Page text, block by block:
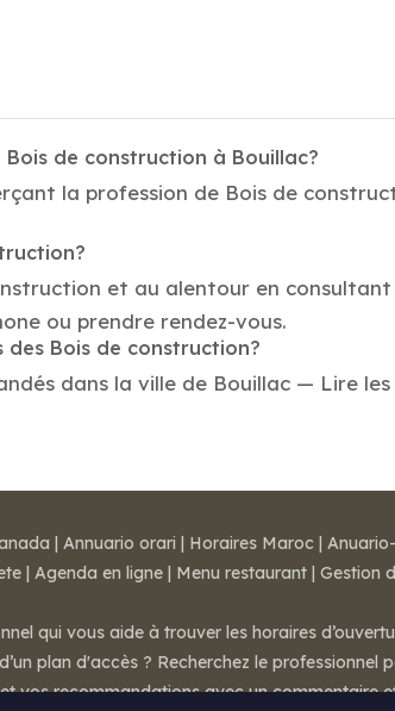
de construction à Bouillac?
la profession de Bois de
et au alentour en consultant
ou prendre rendez-vous.
des Bois de construction?
dans la ville de Bouillac — Lire
| Annuario orari | Horaires Maroc |
| Agenda en ligne | Menu restaurant | Gestion
qui vous aide à trouver les horaires
plan d'accès ? Recherchez le
vos recommandations avec un commentaire